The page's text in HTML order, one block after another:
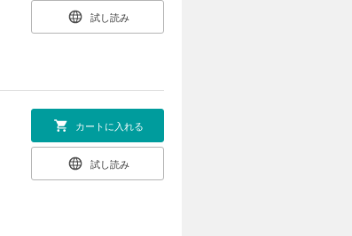
試し読み
カートに入れる
試し読み